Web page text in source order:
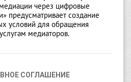
через цифровые
предусматривает создание
условий для обращения
медиаторов.
СОГЛАШЕНИЕ